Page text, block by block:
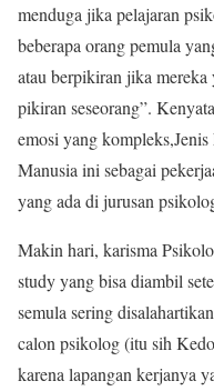
menduga jika pelajaran
beberapa orang pemula
atau berpikiran jika
pikiran seseorang”.
emosi yang
Manusia ini sebagai
yang ada di jurusan
Makin hari, karisma
study yang bisa diambil
semula sering
calon psikolog (itu sih
karena lapangan kerjanya